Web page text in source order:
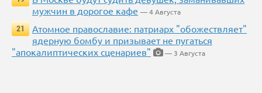
мужчин в дорогое кафе — 4 Августа
21
Атомное православие: патриарх "обожествляет"
ядерную бомбу и призывает не пугаться
"апокалиптических сценариев"
— 3 Августа